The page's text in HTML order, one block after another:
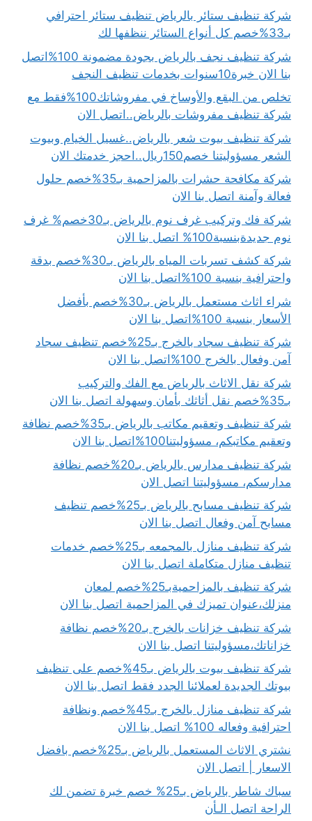
شركة تنظيف ستائر بالرياض تنظيف ستائر احترافي
بـ33%خصم كل أنواع الستائر ننظفها لك
شركة تنظيف نجف بالرياض بجودة مضمونة 100%اتصل
بنا الان خبرة10سنوات بخدمات تنظيف النجف
تخلص من البقع والأوساخ في مفروشاتك100%فقط مع
شركة تنظيف مفروشات بالرياض..اتصل الان
شركة تنظيف بيوت شعر بالرياض..غسيل الخيام وبيوت
الشعر مسؤوليتنا خصم150ريال..احجز خدمتك الان
شركة مكافحة حشرات بالمزاحمية بـ35%خصم حلول
فعالة وآمنة اتصل بنا الان
شركة فك وتركيب غرف نوم بالرياض بـ30خصم% غرف
نوم جديدةبنسبة100% اتصل بنا الان
شركة كشف تسربات المياه بالرياض بـ30%خصم بدقة
واحترافية بنسبة 100%اتصل بنا الان
شراء اثاث مستعمل بالرياض بـ30%خصم بأفضل
الأسعار بنسبة 100%اتصل بنا الان
شركة تنظيف سجاد بالخرج بـ25%خصم تنظيف سجاد
آمن وفعال بالخرج 100%اتصل بنا الان
شركة نقل الاثاث بالرياض مع الفك والتركيب
بـ35%خصم نقل أثاثك بأمان وسهولة اتصل بنا الان
شركة تنظيف وتعقيم مكاتب بالرياض بـ35%خصم نظافة
وتعقيم مكاتبكم، مسؤوليتنا100%اتصل بنا الان
شركة تنظيف مدارس بالرياض بـ20%خصم نظافة
مدارسكم، مسؤوليتنا اتصل الان
شركة تنظيف مسابح بالرياض بـ25%خصم تنظيف
مسابح آمن وفعال اتصل بنا الان
شركة تنظيف منازل بالمجمعه بـ25%خصم خدمات
تنظيف منازل متكاملة اتصل بنا الان
شركة تنظيف بالمزاحميةبـ25%خصم لمعان
منزلك،عنوان تميزك في المزاحمية اتصل بنا الان
شركة تنظيف خزانات بالخرج بـ20%خصم نظافة
خزاناتك،مسؤوليتنا اتصل بنا الان
شركة تنظيف بيوت بالرياض بـ45%خصم على تنظيف
بيوتك الجديدة لعملائنا الجدد فقط اتصل بنا الان
شركة تنظيف منازل بالخرج بـ45%خصم ونظافة
احترافية وفعاله 100% اتصل بنا الان
نشتري الاثاث المستعمل بالرياض بـ25%خصم بافضل
الاسعار | اتصل الان
سباك شاطر بالرياض بـ25% خصم خبرة تضمن لك
الراحة اتصل الـأن